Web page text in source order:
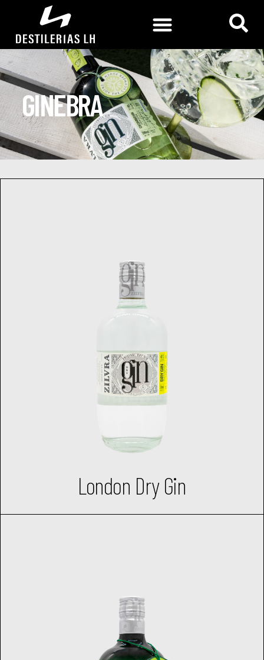
GINEBRA
London Dry Gin